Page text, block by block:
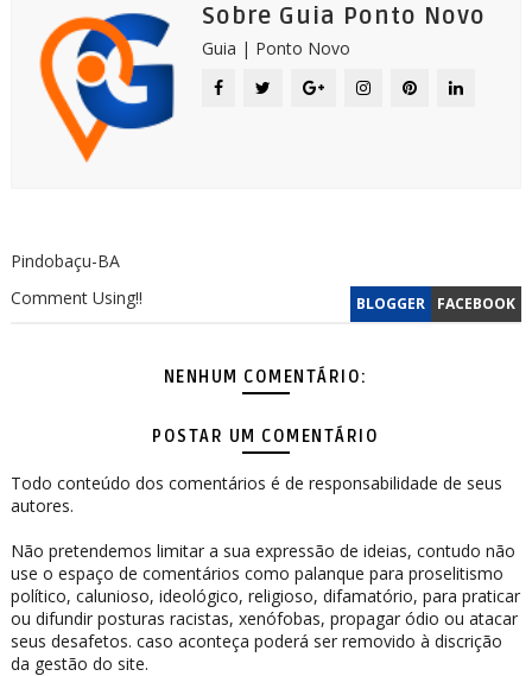
Sobre Guia Ponto Novo
Guia | Ponto Novo
Pindobaçu-BA
BLOGGER FACEBOOK
Comment Using!!
NENHUM COMENTÁRIO:
POSTAR UM COMENTÁRIO
Todo conteúdo dos comentários é de responsabilidade de seus
autores.
Não pretendemos limitar a sua expressão de ideias, contudo não
use o espaço de comentários como palanque para proselitismo
político, calunioso, ideológico, religioso, difamatório, para praticar
ou difundir posturas racistas, xenófobas, propagar ódio ou atacar
seus desafetos. caso aconteça poderá ser removido à discrição
da gestão do site.